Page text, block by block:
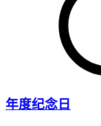
年度纪念日